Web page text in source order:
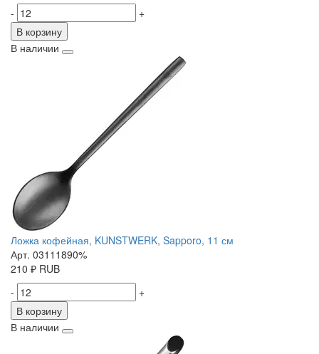
-
+
В корзину
В наличии
Ложка кофейная, KUNSTWERK, Sapporo, 11 см
Арт. 03111890%
210 ₽ RUB
-
+
В корзину
В наличии